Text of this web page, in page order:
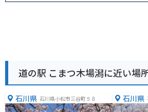
道の駅 こまつ木場潟に近い場
石川県 石川県小松市三谷町５８ 石川県